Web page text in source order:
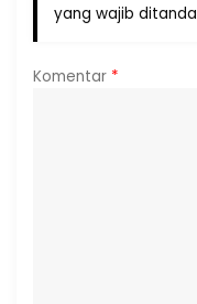
yang wajib
Komentar *